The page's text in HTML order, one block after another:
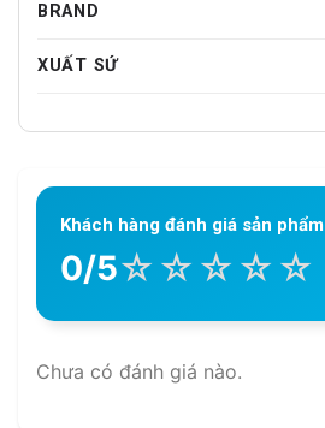
BRAND
XUẤT SỨ
Khách hàng đánh giá sản phẩm
0/5☆ ☆ ☆ ☆ ☆
Chưa có đánh giá nào.